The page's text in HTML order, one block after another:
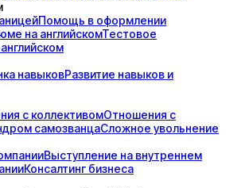
Помощь в оформлении
на английскомТестовое
навыковРазвитие навыков и
с коллективомОтношения с
самозванцаСложное увольнение
Выступление на внутреннем
Консалтинг бизнеса